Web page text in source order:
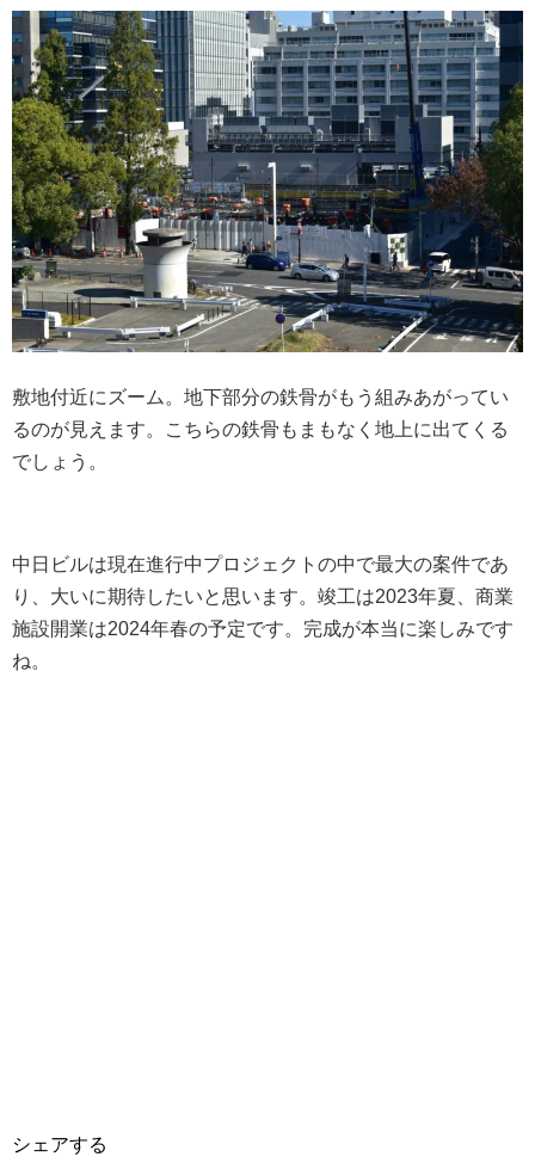
敷地付近にズーム。地下部分の鉄骨がもう組みあがってい
るのが見えます。こちらの鉄骨もまもなく地上に出てくる
でしょう。
中日ビルは現在進行中プロジェクトの中で最大の案件であ
り、大いに期待したいと思います。竣工は2023年夏、商業
施設開業は2024年春の予定です。完成が本当に楽しみです
ね。
シェアする